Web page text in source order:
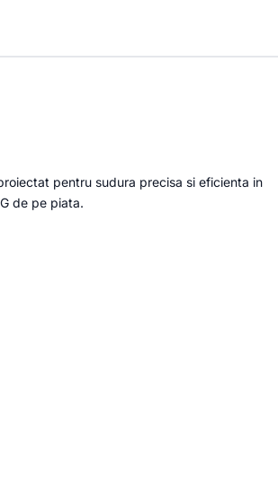
pentru sudura precisa si eficienta in
de pe piata.